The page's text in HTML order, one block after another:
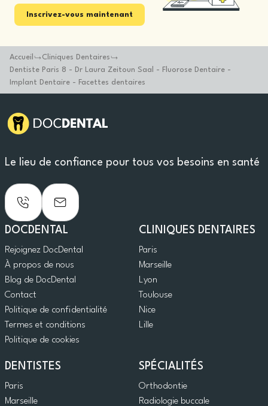
Inscrivez-vous maintenant
Accueil
Cliniques Dentaires
Dentiste Paris 8 - Dr Laura Zeitoun Saal - Fluorose Dentaire -
Implant Dentaire - Facettes dentaires
Le lieu de confiance pour tous vos besoins en santé
DOCDENTAL
Rejoignez DocDental
À propos de nous
Blog de DocDental
Contact
Politique de confidentialité
Termes et conditions
Politique de cookies
CLINIQUES DENTAIRES
Paris
Marseille
Lyon
Toulouse
Nice
Lille
DENTISTES
Paris
Marseille
SPÉCIALITÉS
Orthodontie
Radiologie buccale